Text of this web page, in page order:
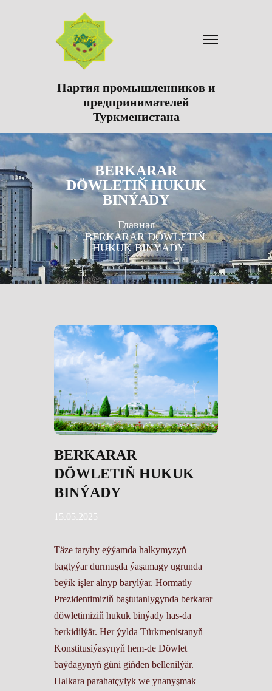
Партия промышленников и
предпринимателей
Туркменистана
BERKARAR
DÖWLETIŇ HUKUK
BINÝADY
Главная
BERKARAR DÖWLETIŇ
HUKUK BINÝADY
BERKARAR
DÖWLETIŇ HUKUK
BINÝADY
15.05.2025
Täze taryhy eýýamda halkymyzyň
bagtyýar durmuşda ýaşamagy ugrunda
beýik işler alnyp barylýar. Hormatly
Prezidentimiziň baştutanlygynda berkarar
döwletimiziň hukuk binýady has-da
berkidilýär. Her ýylda Türkmenistanyň
Konstitusiýasynyň hem-de Döwlet
baýdagynyň güni giňden bellenilýär.
Halkara parahatçylyk we ynanyşmak